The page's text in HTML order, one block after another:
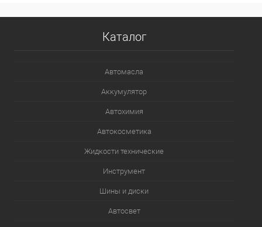
Каталог
Автомасла
Аккумулятор
Автохимия
Автокосметика
Жидкости технические
Инструмент
Шины и диски
Автосвет